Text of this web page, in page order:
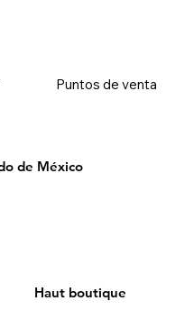
Puntos de venta
de México
Haut boutique